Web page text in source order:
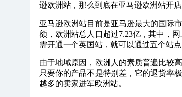
逊欧洲站，那么到底在亚马逊欧洲站开
亚马逊欧洲站目前是亚马逊最大的国际
额，欧洲站总人口超过7.23亿，其中，
需开通一个英国站，就可以通过五个站点
由于地域原因，欧洲人的素质普遍比较
只要你的产品不是特别差，它的退货率
越多的卖家进军欧洲站。